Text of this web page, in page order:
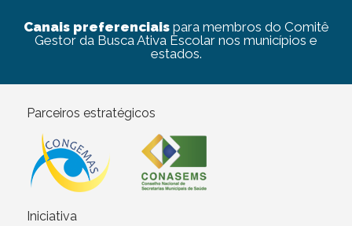
Canais preferenciaispara membros do Comitê
Gestor da Busca Ativa Escolar nos municípios e
estados.
Parceiros estratégicos
Iniciativa